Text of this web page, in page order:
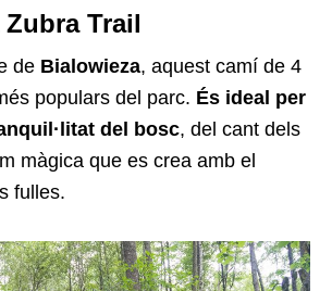
Trail
de Bialowieza, aquest camí de 4
populars del parc. És ideal per
del bosc, del cant dels
màgica que es crea amb el
fulles.